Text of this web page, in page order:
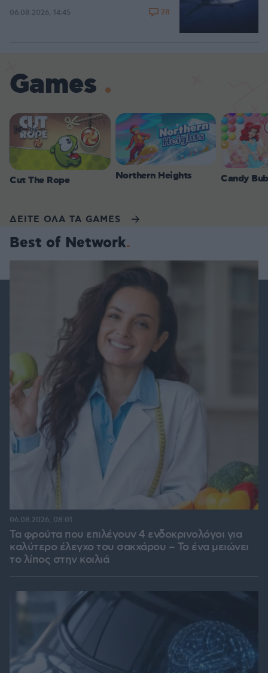
06.08.2026, 14:45 28
Games
Cut The Rope Northern Heights Candy
ΔΕΙΤΕ ΟΛΑ ΤΑ GAMES
Best of Network
Τα φρούτα που επιλέγουν 4 ενδοκρινολόγοι για
καλύτερο έλεγχο του σακχάρου – Το ένα μειώνει
το λίπος στην κοιλιά
06.08.2026, 08:01